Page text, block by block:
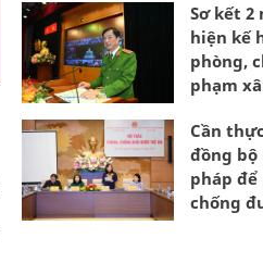
Sơ kết 2
hiện kế
phòng,
phạm
Cần
đồng
pháp để
chống